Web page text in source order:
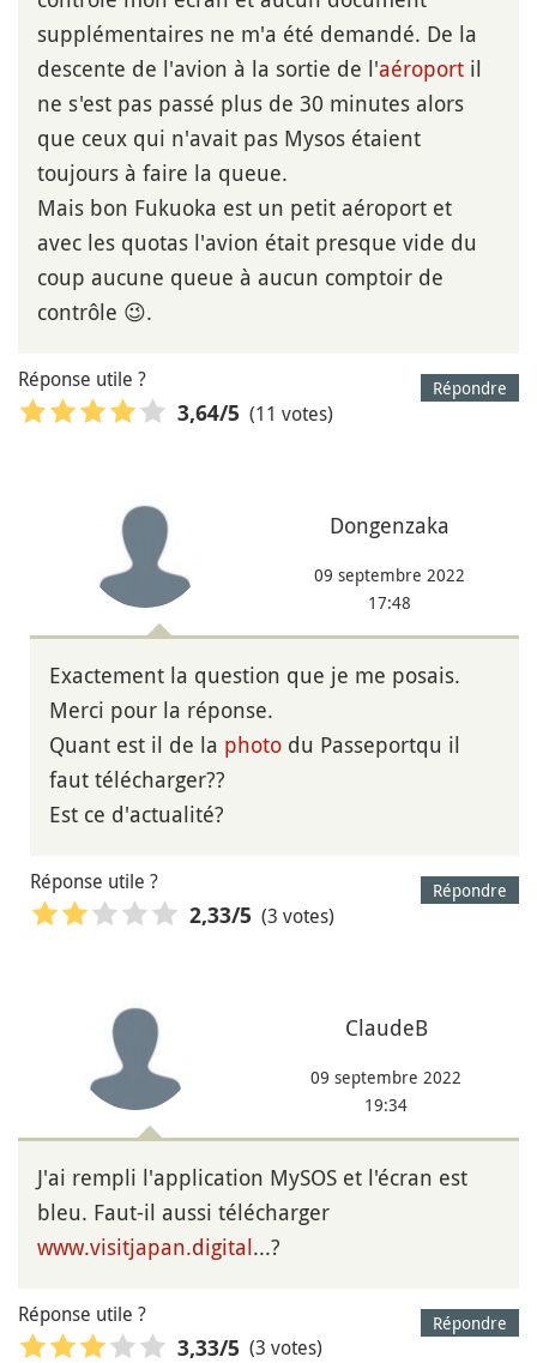
supplémentaires ne m'a été demandé. De la
descente de l'avion à la sortie de l'aéroport il
ne s'est pas passé plus de 30 minutes alors
que ceux qui n'avait pas Mysos étaient
toujours à faire la queue.
Mais bon Fukuoka est un petit aéroport et
avec les quotas l'avion était presque vide du
coup aucune queue à aucun comptoir de
contrôle 😉.
Répondre
Réponse utile ?
3,64/5 (11 votes)
Dongenzaka
09 septembre 2022
17:48
Exactement la question que je me posais.
Merci pour la réponse.
Quant est il de la photo du Passeportqu il
faut télécharger??
Est ce d'actualité?
Répondre
Réponse utile ?
2,33/5 (3 votes)
ClaudeB
09 septembre 2022
19:34
J'ai rempli l'application MySOS et l'écran est
bleu. Faut-il aussi télécharger
www.visitjapan.digital...?
Répondre
Réponse utile ?
3,33/5 (3 votes)